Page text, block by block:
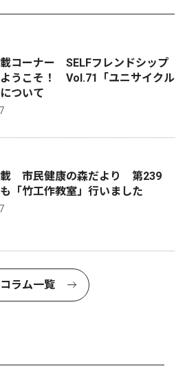
コーナー SELFフレンドシップ
ようこそ！ Vol.71「ユニサイクル
ついて
載 市民健康の森だより 第239
「竹工作教室」行いました
コラム一覧